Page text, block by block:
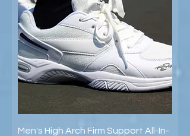
Men's High Arch Firm Support All-In-